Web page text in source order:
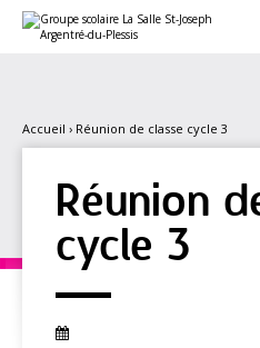
contenu.
personnels
Accueil › Réunion de classe cycle 3
Réunion
cycle 3